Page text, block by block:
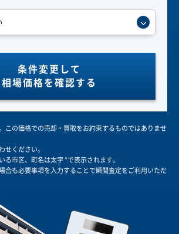
条件変更して
相場価格を確認する
この価格での売却・買取をお約束するものではありませ
せください。
る市区、町名は太字 *で表示されます。
合も必要事項を入力することで瞬間査定をご利用いただ